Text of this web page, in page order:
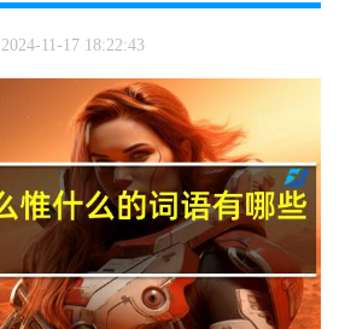
2024-11-17 18:22:43